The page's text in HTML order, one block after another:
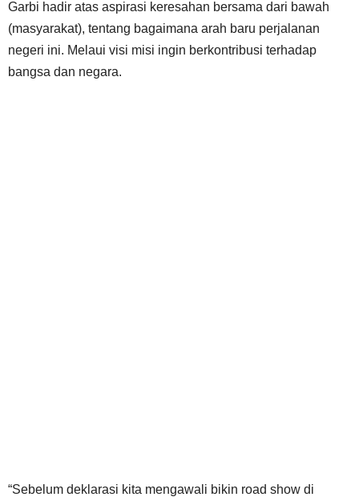
Garbi hadir atas aspirasi keresahan bersama dari bawah
(masyarakat), tentang bagaimana arah baru perjalanan
negeri ini. Melaui visi misi ingin berkontribusi terhadap
bangsa dan negara.
“Sebelum deklarasi kita mengawali bikin road show di